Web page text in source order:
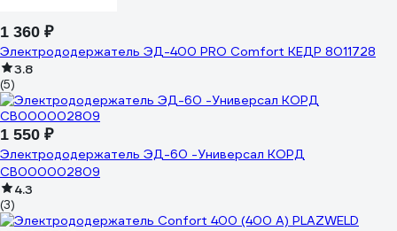
1 360 ₽
Электрододержатель ЭД-400 PRO Comfort КЕДР 8011728
3.8
(5)
1 550 ₽
Электрододержатель ЭД-60 -Универсал КОРД
СВ000002809
4.3
(3)